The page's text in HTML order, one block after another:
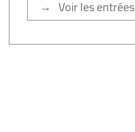
→ Voir les entrées